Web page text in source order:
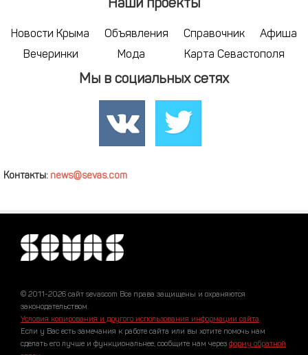
Наши проекты
Новости Крыма Объявления Справочник
Афиша
Вечеринки
Мода Карта Севастополя
Мы в социальных сетях
Контакты: news@sevas.com
© 2011-2026 сайт sevascom Все права защищены и охраняются
законодательством.
Условия копирования и другого использования информации сайта.
Если у Вас есть замечания к работе сайта или вы хотите помочь нам
сделать его лучше и функциональнее, сообщите нам через форму обратной